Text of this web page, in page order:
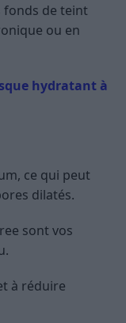
fonds de teint
ou en
hydratant à
ce qui peut
dilatés.
sont vos
à réduire